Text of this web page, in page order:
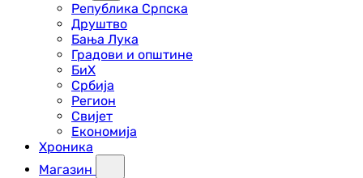
Република Српска
Друштво
Бања Лука
Градови и општине
БиХ
Србија
Регион
Свијет
Економија
Хроника
Магазин